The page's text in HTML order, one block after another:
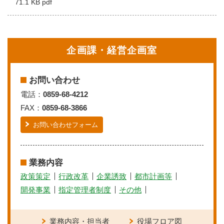
71.1 KB pdf
企画課・経営企画室
お問い合わせ
電話： 0859-68-4212
FAX： 0859-68-3866
お問い合わせフォーム
業務内容
政策策定 行政改革 企業誘致
都市計画等
開発事業
指定管理者制度 その他
業務内容・担当者 役場フロア図